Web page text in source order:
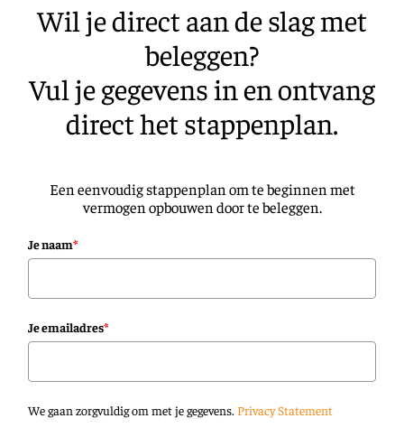
Wil je direct aan de slag met
beleggen?
Vul je gegevens in en ontvang
direct het stappenplan.
Een eenvoudig stappenplan om te beginnen met
vermogen opbouwen door te beleggen.
Je naam*
Je emailadres*
We gaan zorgvuldig om met je gegevens. Privacy Statement